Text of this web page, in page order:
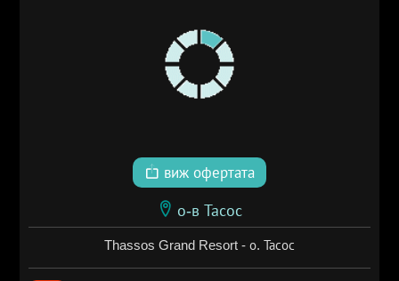
виж офертата
о-в Тасос
Thassos Grand Resort - о. Тасос